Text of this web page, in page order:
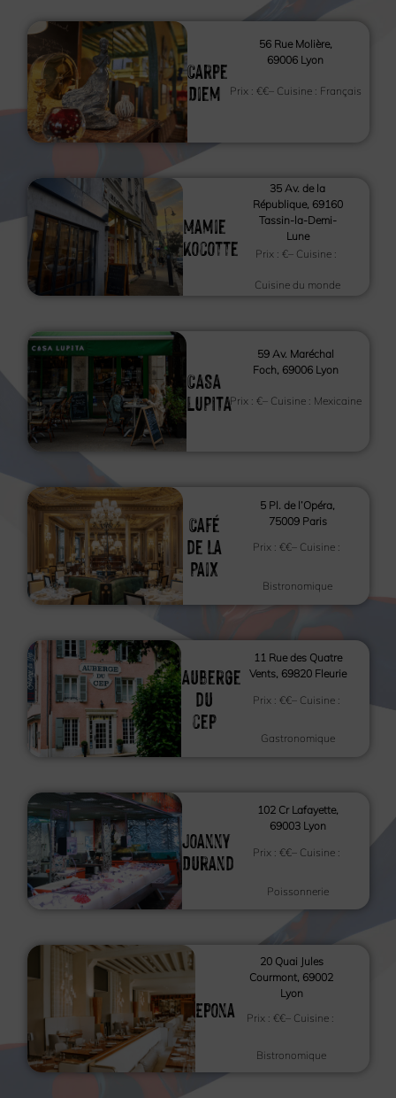
Carpe
Diem
56 Rue Molière,
69006 Lyon
Prix : €€– Cuisine : Français
Mamie
Kocotte
35 Av. de la
République, 69160
Tassin-la-Demi-
Lune
Prix :€– Cuisine :
Cuisine du monde
CASA
LUPITA
59 Av. Maréchal
Foch, 69006 Lyon
Prix :€– Cuisine : Mexicaine
Café
de la
Paix
5 Pl. de l’Opéra,
75009 Paris
Prix : €€– Cuisine :
Bistronomique
Auberge
du
cep
11 Rue des Quatre
Vents, 69820 Fleurie
Prix :€€– Cuisine :
Gastronomique
Joanny
Durand
102 Cr Lafayette,
69003 Lyon
Prix : €€– Cuisine :
Poissonnerie
Epona
20 Quai Jules
Courmont, 69002
Lyon
Prix : €€– Cuisine :
Bistronomique